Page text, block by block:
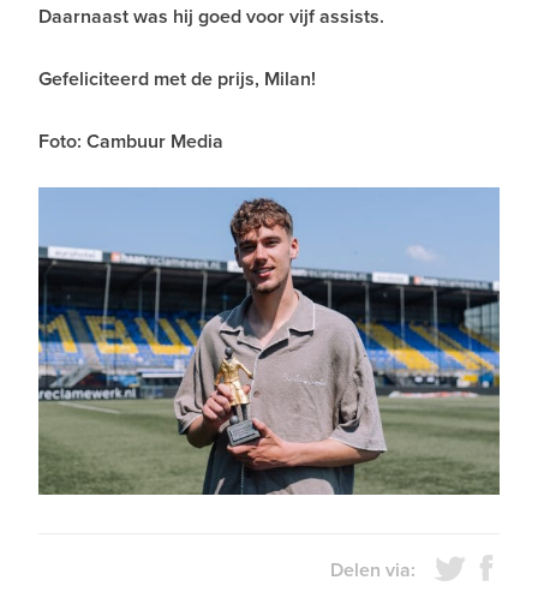
Daarnaast was hij goed voor vijf assists.
Gefeliciteerd met de prijs, Milan!
Foto: Cambuur Media
Delen via: